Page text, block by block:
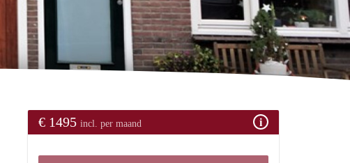
€ 1495 incl. per maand